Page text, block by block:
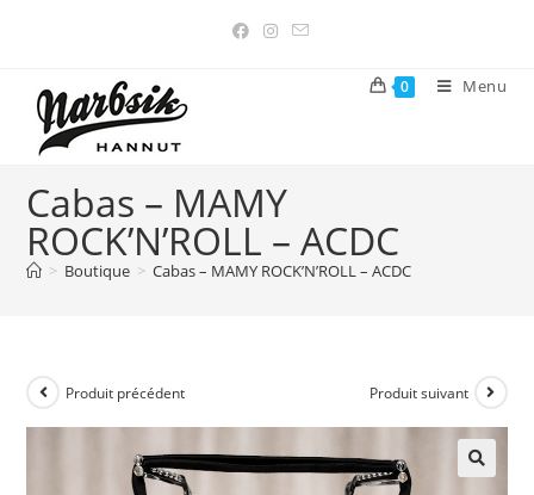
0 Menu
Cabas – MAMY
ROCK’N’ROLL – ACDC
> Boutique > Cabas – MAMY ROCK’N’ROLL – ACDC
Produit précédent Produit suivant